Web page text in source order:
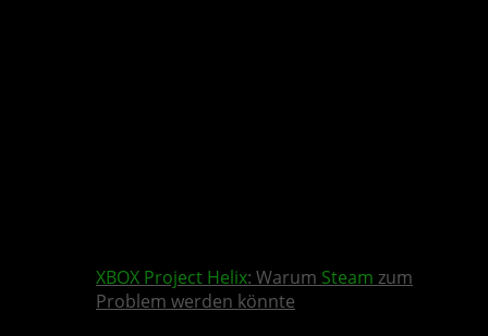
XBOX Project Helix: Warum Steam zum
Problem werden könnte